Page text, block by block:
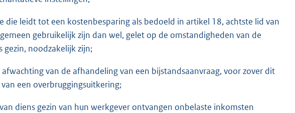
die leidt tot een kostenbesparing als bedoeld in artikel 18, achtste lid van
gebruikelijk zijn dan wel, gelet op de omstandigheden van de
gezin, noodzakelijk zijn;
van de afhandeling van een bijstandsaanvraag, voor zover dit
een overbruggingsuitkering;
diens gezin van hun werkgever ontvangen onbelaste inkomsten